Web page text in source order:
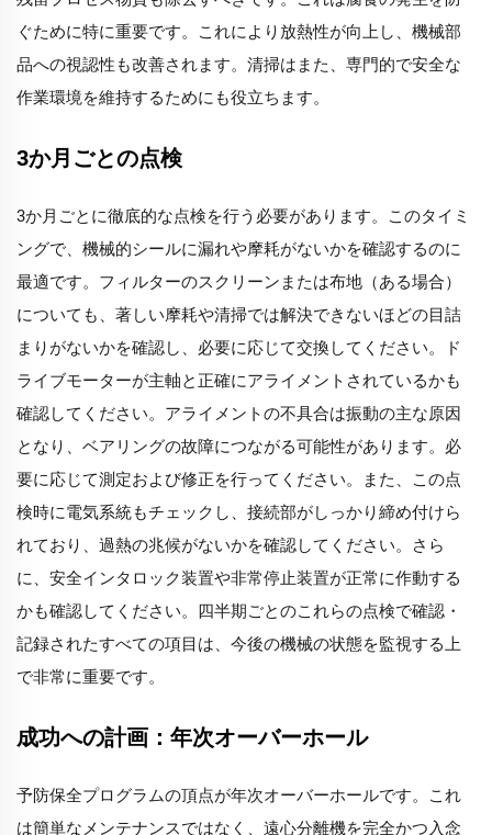
ぐために特に重要です。これにより放熱性が向上し、機械部
品への視認性も改善されます。清掃はまた、専門的で安全な
作業環境を維持するためにも役立ちます。
3か月ごとの点検
3か月ごとに徹底的な点検を行う必要があります。このタイミ
ングで、機械的シールに漏れや摩耗がないかを確認するのに
最適です。フィルターのスクリーンまたは布地（ある場合）
についても、著しい摩耗や清掃では解決できないほどの目詰
まりがないかを確認し、必要に応じて交換してください。ド
ライブモーターが主軸と正確にアライメントされているかも
確認してください。アライメントの不具合は振動の主な原因
となり、ベアリングの故障につながる可能性があります。必
要に応じて測定および修正を行ってください。また、この点
検時に電気系統もチェックし、接続部がしっかり締め付けら
れており、過熱の兆候がないかを確認してください。さら
に、安全インタロック装置や非常停止装置が正常に作動する
かも確認してください。四半期ごとのこれらの点検で確認・
記録されたすべての項目は、今後の機械の状態を監視する上
で非常に重要です。
成功への計画：年次オーバーホール
予防保全プログラムの頂点が年次オーバーホールです。これ
は簡単なメンテナンスではなく、遠心分離機を完全かつ入念